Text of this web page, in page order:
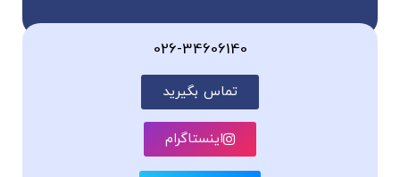
026-34606140
تماس بگیرید
اینستاگرام